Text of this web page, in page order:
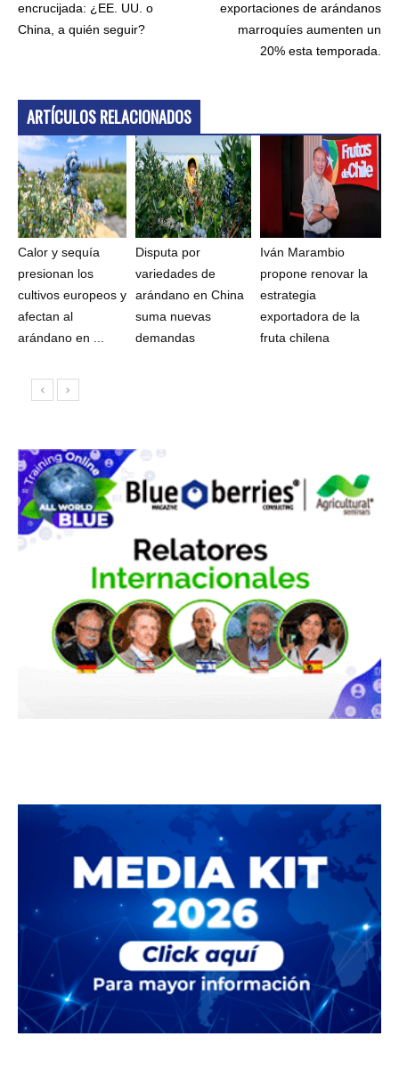
encrucijada: ¿EE. UU. o
China, a quién seguir?
exportaciones de arándanos
marroquíes aumenten un
20% esta temporada.
ARTÍCULOS RELACIONADOS
Calor y sequía
presionan los
cultivos europeos y
afectan al
arándano en ...
Disputa por
variedades de
arándano en China
suma nuevas
demandas
Iván Marambio
propone renovar la
estrategia
exportadora de la
fruta chilena